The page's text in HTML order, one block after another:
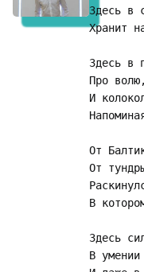
Здесь в
Хранит
Здесь в
Про
И
От
От
В
Здесь
В